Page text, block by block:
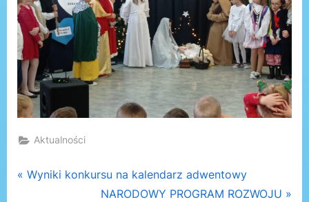
Aktualności
Nawigacja
P
Wyniki konkursu na kalendarz adwentowy
N
NARODOWY PROGRAM ROZWOJU